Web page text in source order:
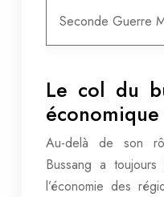
Seconde Guerre
Le col du
Au-delà de son
Bussang a
l’économie des